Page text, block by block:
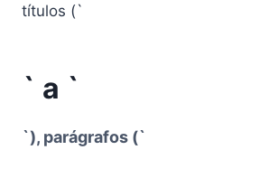
títulos (`
` a `
`), parágrafos (`